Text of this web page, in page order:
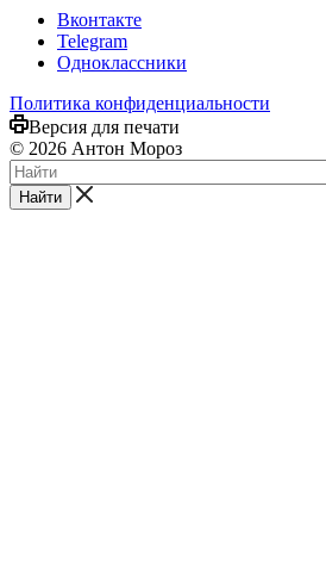
Вконтакте
Telegram
Одноклассники
Политика конфиденциальности
Версия для печати
© 2026 Антон Мороз
Найти